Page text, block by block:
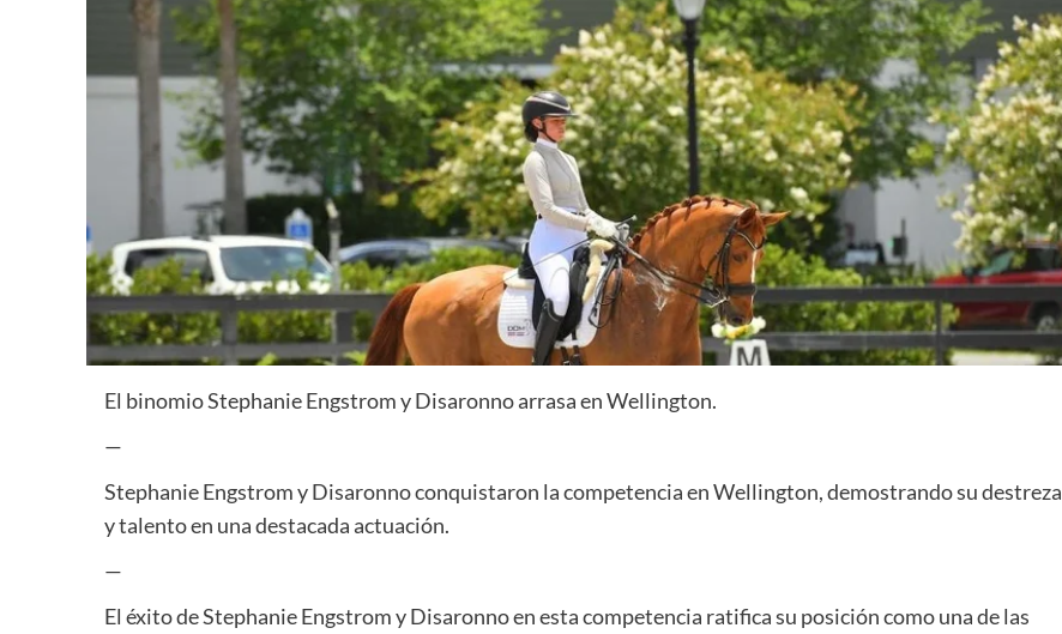
El binomio Stephanie Engstrom y Disaronno arrasa en Wellington.
—
Stephanie Engstrom y Disaronno conquistaron la competencia en Wellington, demostrando su destreza
y talento en una destacada actuación.
—
El éxito de Stephanie Engstrom y Disaronno en esta competencia ratifica su posición como una de las